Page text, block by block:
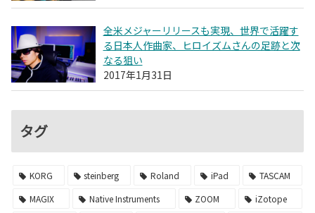
全米メジャーリリースも実現、世界で活躍す
る日本人作曲家、ヒロイズムさんの足跡と次
なる狙い
2017年1月31日
タグ
KORG steinberg Roland iPad
TASCAM
MAGIX
Native Instruments ZOOM
iZotope